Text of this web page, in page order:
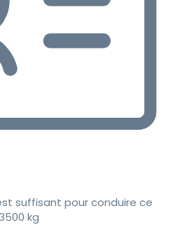
suffisant pour conduire ce
kg